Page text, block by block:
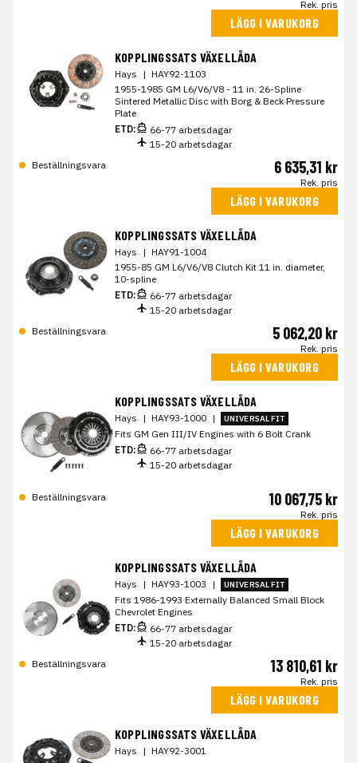
Rek. pris
LÄGG I VARUKORG
KOPPLINGSSATS VÄXELLÅDA
Hays | HAY92-1103
1955-1985 GM L6/V6/V8 - 11 in. 26-Spline
Sintered Metallic Disc with Borg & Beck Pressure
Plate
ETD:
66-77 arbetsdagar
15-20 arbetsdagar
Beställningsvara
6 635,31 kr
Rek. pris
LÄGG I VARUKORG
KOPPLINGSSATS VÄXELLÅDA
Hays | HAY91-1004
1955-85 GM L6/V6/V8 Clutch Kit 11 in. diameter,
10-spline
ETD:
66-77 arbetsdagar
15-20 arbetsdagar
Beställningsvara
5 062,20 kr
Rek. pris
LÄGG I VARUKORG
KOPPLINGSSATS VÄXELLÅDA
Hays | HAY93-1000 | UNIVERSAL FIT
Fits GM Gen III/IV Engines with 6 Bolt Crank
ETD:
66-77 arbetsdagar
15-20 arbetsdagar
Beställningsvara 10 067,75 kr
Rek. pris
LÄGG I VARUKORG
KOPPLINGSSATS VÄXELLÅDA
Hays | HAY93-1003 | UNIVERSAL FIT
Fits 1986-1993 Externally Balanced Small Block
Chevrolet Engines
ETD:
66-77 arbetsdagar
15-20 arbetsdagar
Beställningsvara
13 810,61 kr
Rek. pris
LÄGG I VARUKORG
KOPPLINGSSATS VÄXELLÅDA
Hays | HAY92-3001